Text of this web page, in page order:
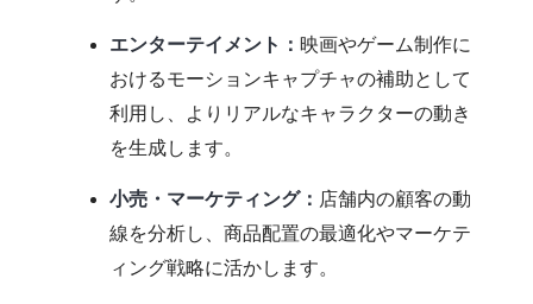
エンターテイメント： 映画やゲーム制作に
おけるモーションキャプチャの補助として
利用し、よりリアルなキャラクターの動き
を生成します。
小売・マーケティング： 店舗内の顧客の動
線を分析し、商品配置の最適化やマーケテ
ィング戦略に活かします。